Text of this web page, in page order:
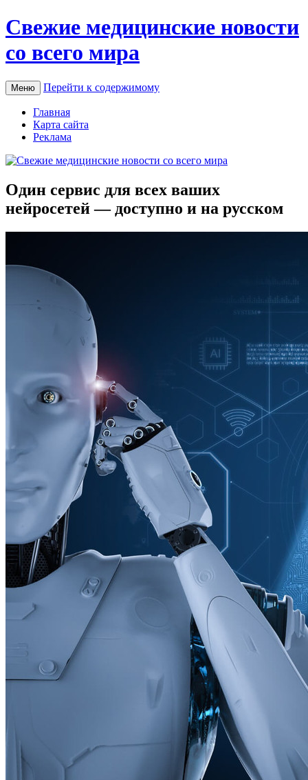
Свежие медицинские новости
со всего мира
Меню Перейти к содержимому
Главная
Карта сайта
Реклама
Один сервис для всех ваших
нейросетей — доступно и на русском